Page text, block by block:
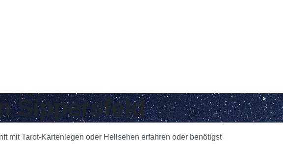
Sippersfeld
mit Tarot-Kartenlegen oder Hellsehen erfahren oder benötigst